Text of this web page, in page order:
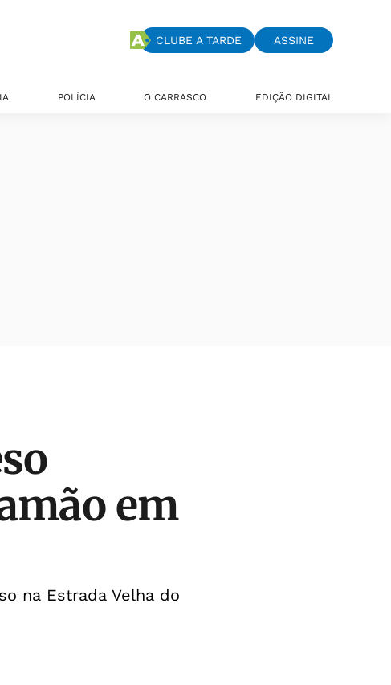
CLUBE A TARDE ASSINE
POLÍCIA O CARRASCO EDIÇÃO DIGITAL
em
na Estrada Velha do